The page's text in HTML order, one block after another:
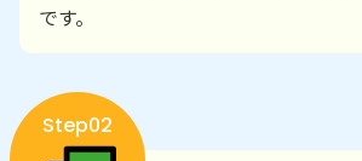
です。
Step02